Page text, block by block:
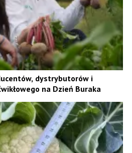
dystrybutorów i
na Dzień Buraka